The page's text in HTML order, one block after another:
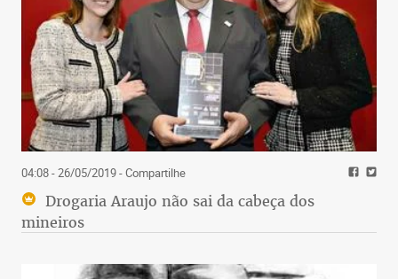
04:08 - 26/05/2019- Compartilhe
Drogaria Araujo não sai da cabeça dos
mineiros